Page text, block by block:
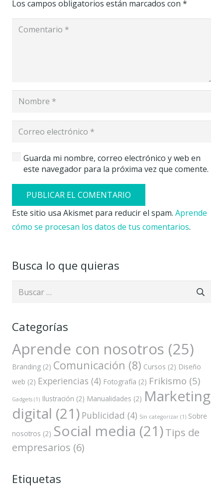
Los campos obligatorios están marcados con *
Guarda mi nombre, correo electrónico y web en
este navegador para la próxima vez que comente.
PUBLICAR EL COMENTARIO
Este sitio usa Akismet para reducir el spam. Aprende
cómo se procesan los datos de tus comentarios.
Busca lo que quieras
Buscar:
Categorías
Aprende con nosotros (25)
Branding (2) Comunicación (8) Cursos (2) Diseño
web (2) Experiencias (4) Fotografía (2) Frikismo (5)
Gadgets (1) Ilustración (2) Manualidades (2) Marketing
digital (21) Publicidad (4) Sin categorizar (1) Sobre
nosotros (2) Social media (21)Tips de
empresarios (6)
Etiquetas